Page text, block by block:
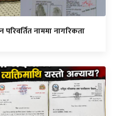
नाममा नागरिकता